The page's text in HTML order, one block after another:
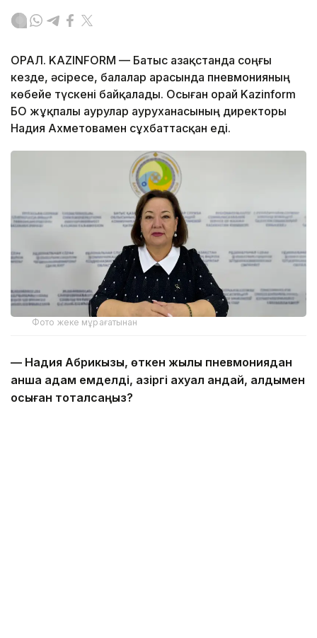
ОРАЛ. KAZINFORM — Батыс Қазақстанда соңғы
кезде, әсіресе, балалар арасында пневмонияның
көбейе түскені байқалады. Осыған орай Kazinform
БҚО жұқпалы аурулар ауруханасының директоры
Надия Ахметовамен сұхбаттасқан еді.
Фото жеке мұрағатынан
— Надия Абрикқызы, өткен жылы пневмониядан
қанша адам емделді, қазіргі ахуал қандай, алдымен
осыған тоқталсаңыз?